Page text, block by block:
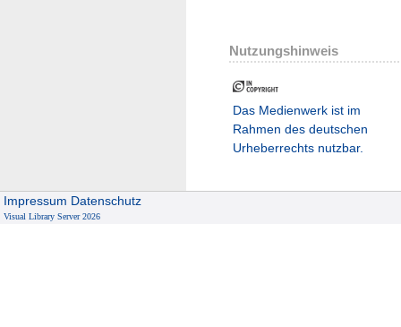
Nutzungshinweis
Das Medienwerk ist im
Rahmen des deutschen
Urheberrechts nutzbar.
Impressum Datenschutz
Visual Library Server 2026